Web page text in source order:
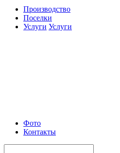
Производство
Поселки
Услуги Услуги
Фото
Контакты